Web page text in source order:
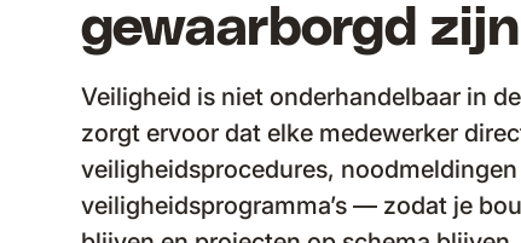
gewaarborgd zijn
Veiligheid is niet onderhandelbaar in
zorgt ervoor dat elke medewerker
veiligheidsprocedures,
veiligheidsprogramma’s — zodat je